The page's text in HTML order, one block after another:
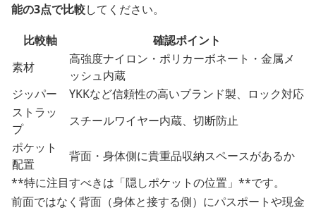
能の3点で比較してください。
比較軸
確認ポイント
素材
高強度ナイロン・ポリカーボネート・金属メ
ッシュ内蔵
ジッパー
YKKなど信頼性の高いブランド製、ロック対応
ストラッ
プ
スチールワイヤー内蔵、切断防止
ポケット
配置
背面・身体側に貴重品収納スペースがあるか
**特に注目すべきは「隠しポケットの位置」**です。
前面ではなく背面（身体と接する側）にパスポートや現金